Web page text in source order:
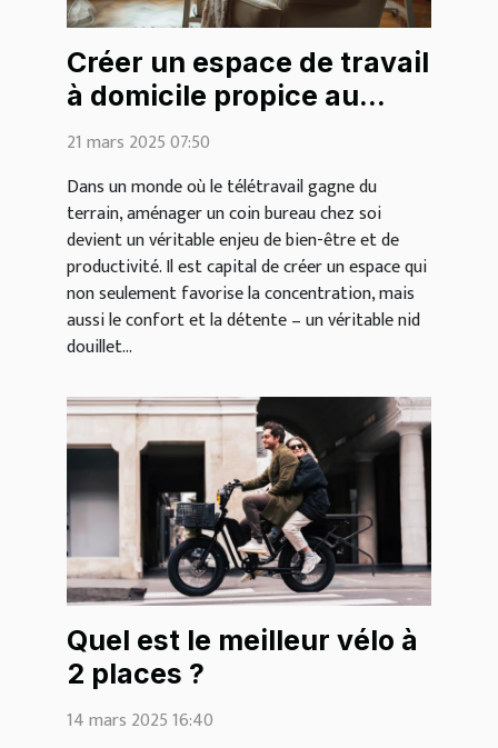
Créer un espace de travail
à domicile propice au
cocooning
21 mars 2025 07:50
Dans un monde où le télétravail gagne du
terrain, aménager un coin bureau chez soi
devient un véritable enjeu de bien-être et de
productivité. Il est capital de créer un espace qui
non seulement favorise la concentration, mais
aussi le confort et la détente – un véritable nid
douillet...
Quel est le meilleur vélo à
2 places ?
14 mars 2025 16:40